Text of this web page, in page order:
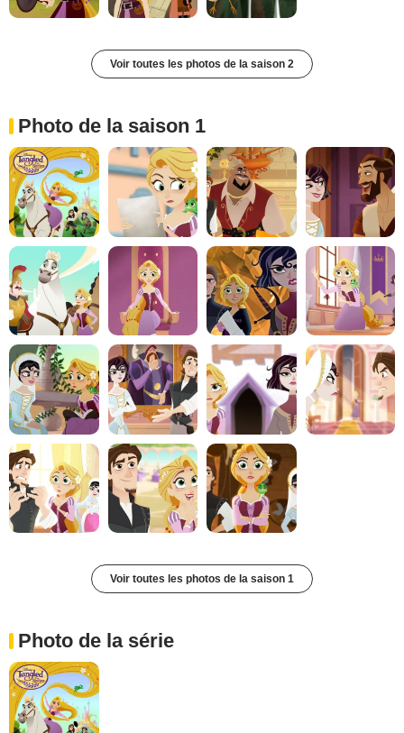
Voir toutes les photos de la saison 2
Photo de la saison 1
Voir toutes les photos de la saison 1
Photo de la série